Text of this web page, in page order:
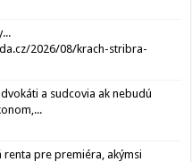
2026/08/krach-stribra-
a sudcovia ak nebudú
pre premiéra, akýmsi